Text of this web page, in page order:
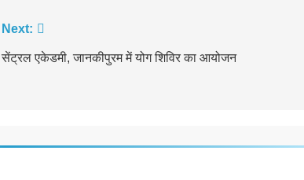
Next:
सेंट्रल एकेडमी, जानकीपुरम में योग शिविर का आयोजन